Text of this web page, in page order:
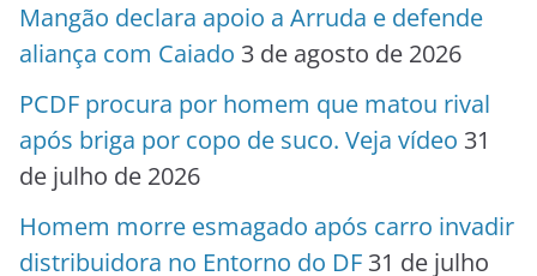
Mangão declara apoio a Arruda e defende
aliança com Caiado 3 de agosto de 2026
PCDF procura por homem que matou rival
após briga por copo de suco. Veja vídeo 31
de julho de 2026
Homem morre esmagado após carro invadir
distribuidora no Entorno do DF 31 de julho